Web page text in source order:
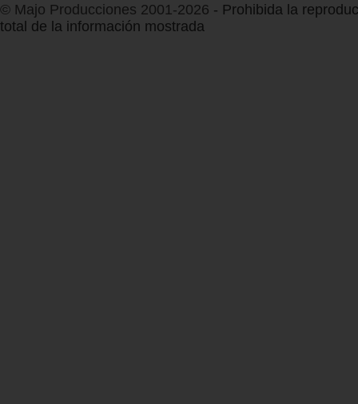
© Majo Producciones 2001-2026 - Prohibida la
total de la información mostrada